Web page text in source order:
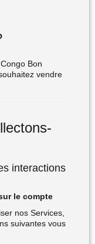
Bon
vendre
interactions
le compte
nos Services,
suivantes vous